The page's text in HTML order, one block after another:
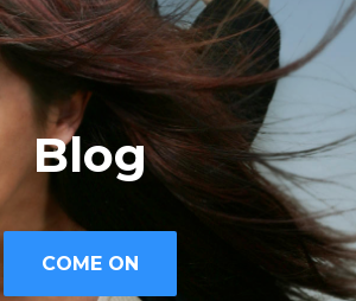
Blog
COME ON